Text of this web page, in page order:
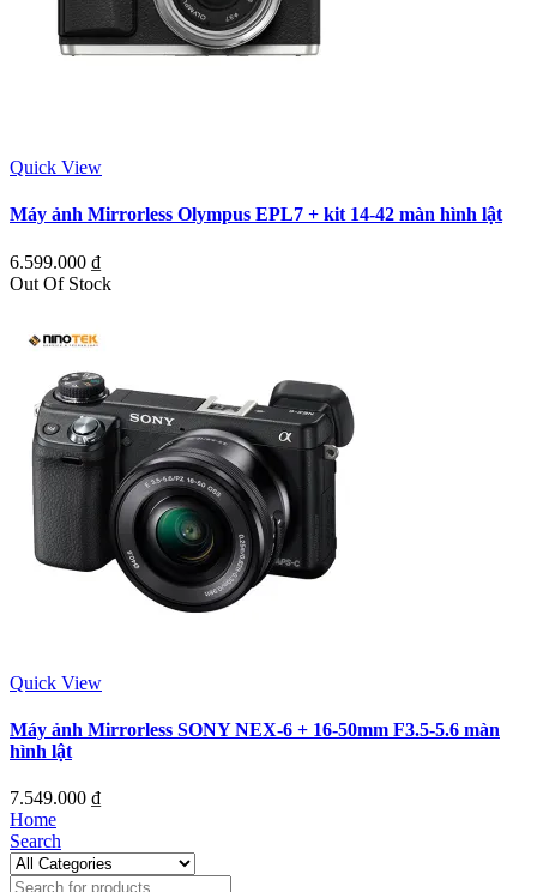
Quick View
Máy ảnh Mirrorless Olympus EPL7 + kit 14-42 màn hình lật
6.599.000 ₫
Out Of Stock
Quick View
Máy ảnh Mirrorless SONY NEX-6 + 16-50mm F3.5-5.6 màn
hình lật
7.549.000 ₫
Home
Search